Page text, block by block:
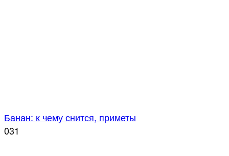
Банан: к чему снится, приметы
031